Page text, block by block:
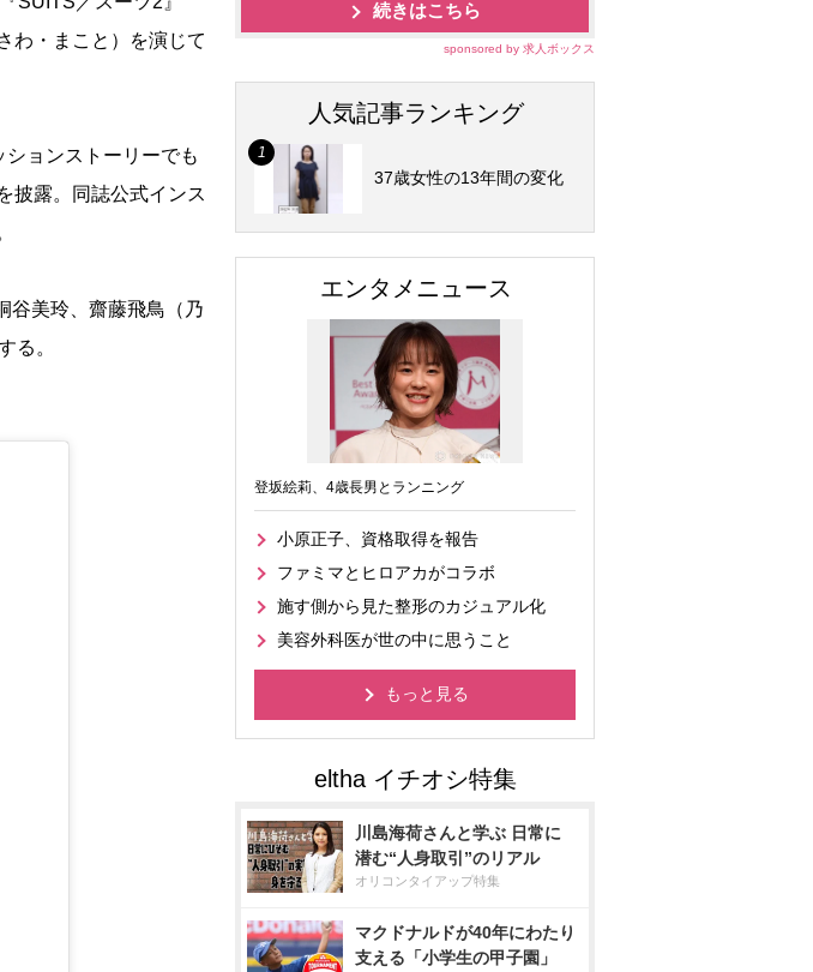
わ・まこと）を演じて
ョンストーリーでも
披露。同誌公式インス
谷美玲、齋藤飛鳥（乃
る。
続きはこちら
sponsored by 求人ボックス
人気記事ランキング
37歳女性の13年間の変化
エンタメニュース
登坂絵莉、4歳長男とランニング
小原正子、資格取得を報告
ファミマとヒロアカがコラボ
施す側から見た整形のカジュアル化
美容外科医が世の中に思うこと
もっと見る
川島海荷さんと学ぶ 日常に
潜む“人身取引”のリアル
オリコンタイアップ特集
マクドナルドが40年にわたり
支える「小学生の甲子園」